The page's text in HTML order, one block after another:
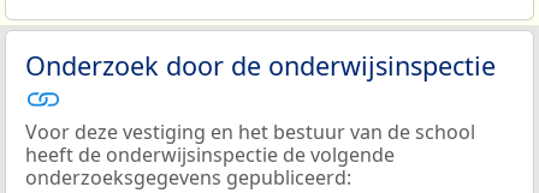
Onderzoek door de onderwijsinspectie
Voor deze vestiging en het bestuur van de school
heeft de onderwijsinspectie de volgende
onderzoeksgegevens gepubliceerd: